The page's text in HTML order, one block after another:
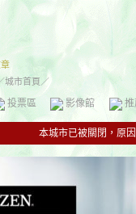
城市首頁／
投票區 影像館
本城市已被關閉，原